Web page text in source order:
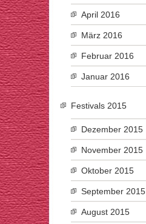
April 2016
März 2016
Februar 2016
Januar 2016
Festivals 2015
Dezember 2015
November 2015
Oktober 2015
September 2015
August 2015